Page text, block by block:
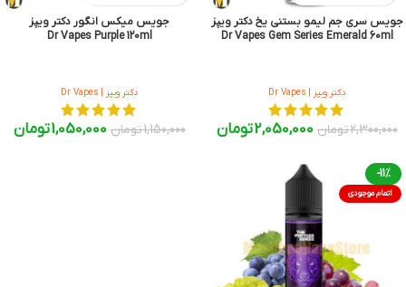
جویس سری جم لیمو بستنی یخ دکتر ویپز
Dr Vapes Gem Series Emerald 60ml
دکتر ویپز | Dr Vapes
2,300,000تومان 2,050,000تومان
جویس میکس انگور دکتر ویپز
Dr Vapes Purple 120ml
دکتر ویپز | Dr Vapes
1,150,000تومان 1,050,000تومان
-11%
اتمام موجودی